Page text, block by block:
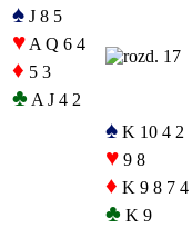
♠ J 8 5
♥ A Q 6 4
♦ 5 3
♣ A J 4 2
♠ K 10 4 2
♥ 9 8
♦ K 9 8 7 4
♣ K 9